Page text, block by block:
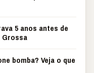
5 anos antes de
Grossa
bomba? Veja o que